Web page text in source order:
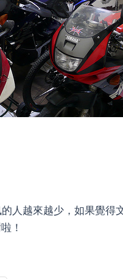
人越來越少，如果覺得
！